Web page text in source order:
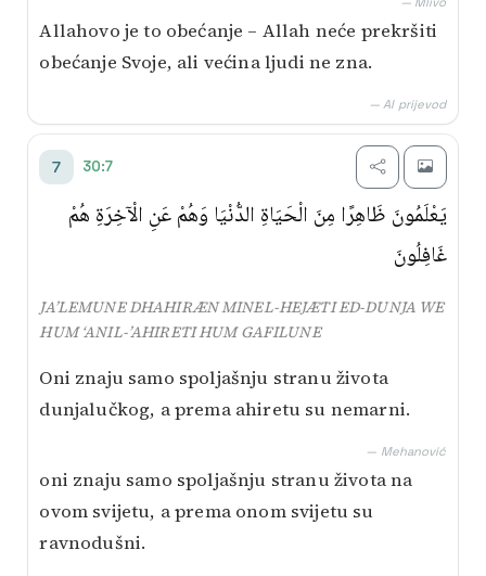
Allahovo je to obećanje – Allah neće prekršiti
obećanje Svoje, ali većina ljudi ne zna.
— AI prijevod
7 30:7
يَعْلَمُونَ ظَاهِرًا مِنَ الْحَيَاةِ الدُّنْيَا وَهُمْ عَنِ الْآخِرَةِ هُمْ
غَافِلُونَ
JA’LEMUNE DHAHIRÆN MINEL-HEJÆTI ED-DUNJA WE
HUM ‘ANIL-’AHIRETI HUM GAFILUNE
Oni znaju samo spoljašnju stranu života
dunjalučkog, a prema ahiretu su nemarni.
— Mehanović
oni znaju samo spoljašnju stranu života na
ovom svijetu, a prema onom svijetu su
ravnodušni.